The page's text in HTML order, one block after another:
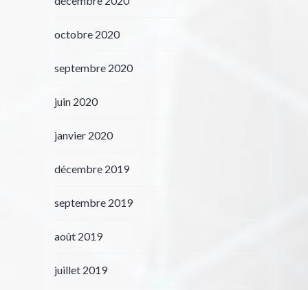
octobre 2020
septembre 2020
juin 2020
janvier 2020
décembre 2019
septembre 2019
août 2019
juillet 2019